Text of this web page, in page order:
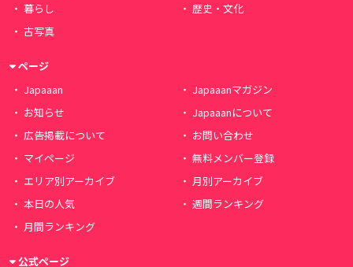
暮らし
歴史・文化
古写真
ページ
Japaaan
Japaaanマガジン
お知らせ
Japaaanについて
広告掲載について
お問い合わせ
マイページ
無料メンバー登録
エリア別アーカイブ
月別アーカイブ
本日の人気
週間ランキング
月間ランキング
公式ページ